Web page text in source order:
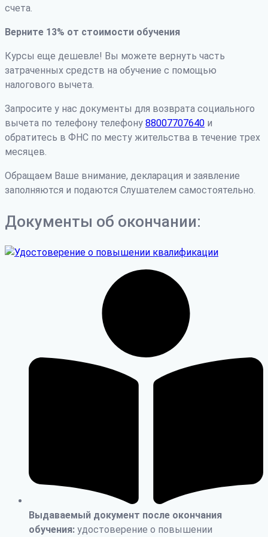
счета.
Верните 13% от стоимости обучения
Курсы еще дешевле! Вы можете вернуть часть
затраченных средств на обучение с помощью
налогового вычета.
Запросите у нас документы для возврата социального
вычета по телефону телефону 88007707640 и
обратитесь в ФНС по месту жительства в течение трех
месяцев.
Обращаем Ваше внимание, декларация и заявление
заполняются и подаются Слушателем самостоятельно.
Документы об окончании:
Выдаваемый документ после окончания
обучения: удостоверение о повышении